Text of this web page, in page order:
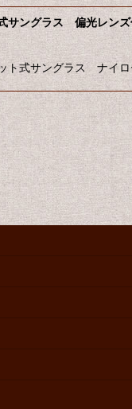
サングラス 偏光レン
式サングラス ナイロ